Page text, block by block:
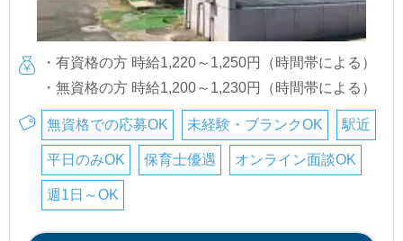
・有資格の方 時給1,220～1,250円（時間帯による）
・無資格の方 時給1,200～1,230円（時間帯による）
無資格での応募OK 未経験・ブランクOK 駅近
平日のみOK 保育士優遇 オンライン面談OK
週1日～OK